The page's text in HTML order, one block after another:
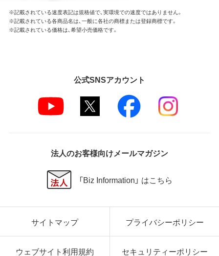
※記載されている速度表記は規格値で、実環境での速度ではありません。
※記載されている各商品名は、一般に各社の商標または登録商標です。
※記載されている価格は、希望小売価格です。
公式SNSアカウント
法人のお客様向けメールマガジン
「Biz Information」 はこちら
サイトマップ プライバシーポリシー
ウェブサイト利用規約 セキュリティーポリシー